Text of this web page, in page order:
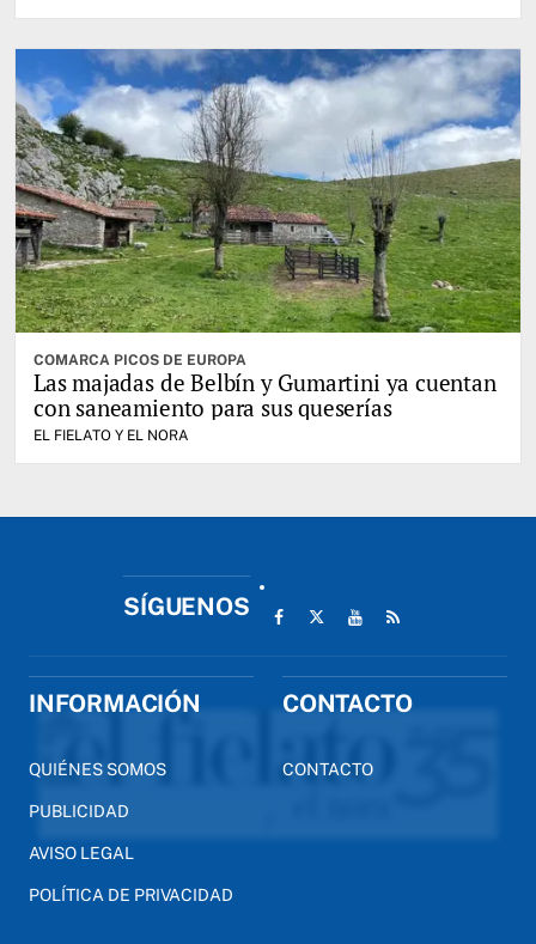
COMARCA PICOS DE EUROPA
Las majadas de Belbín y Gumartini ya cuentan
con saneamiento para sus queserías
EL FIELATO Y EL NORA
SÍGUENOS
INFORMACIÓN
QUIÉNES SOMOS
PUBLICIDAD
AVISO LEGAL
POLÍTICA DE PRIVACIDAD
CONTACTO
CONTACTO